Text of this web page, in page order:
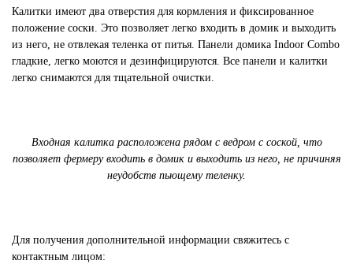
Калитки имеют два отверстия для кормления и фиксированное
положение соски. Это позволяет легко входить в домик и выходить
из него, не отвлекая теленка от питья. Панели домика Indoor Combo
гладкие, легко моются и дезинфицируются. Все панели и калитки
легко снимаются для тщательной очистки.
Входная калитка расположена рядом с ведром с соской, что
позволяет фермеру входить в домик и выходить из него, не причиняя
неудобств пьющему теленку.
Для получения дополнительной информации свяжитесь с
контактным лицом: